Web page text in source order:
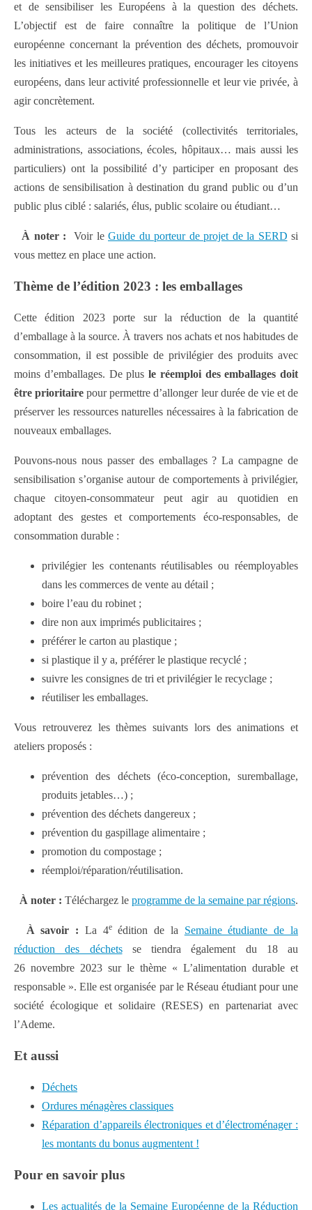
et de sensibiliser les Européens à la question des déchets.
L’objectif est de faire connaître la politique de l’Union
européenne concernant la prévention des déchets, promouvoir
les initiatives et les meilleures pratiques, encourager les citoyens
européens, dans leur activité professionnelle et leur vie privée, à
agir concrètement.
Tous les acteurs de la société (collectivités territoriales,
administrations, associations, écoles, hôpitaux… mais aussi les
particuliers) ont la possibilité d’y participer en proposant des
actions de sensibilisation à destination du grand public ou d’un
public plus ciblé : salariés, élus, public scolaire ou étudiant…
À noter : Voir le Guide du porteur de projet de la SERD si
vous mettez en place une action.
Thème de l’édition 2023 : les emballages
Cette édition 2023 porte sur la réduction de la quantité
d’emballage à la source. À travers nos achats et nos habitudes de
consommation, il est possible de privilégier des produits avec
moins d’emballages. De plus le réemploi des emballages doit
être prioritairepour permettre d’allonger leur durée de vie et de
préserver les ressources naturelles nécessaires à la fabrication de
nouveaux emballages.
Pouvons-nous nous passer des emballages ? La campagne de
sensibilisation s’organise autour de comportements à privilégier,
chaque citoyen-consommateur peut agir au quotidien en
adoptant des gestes et comportements éco-responsables, de
consommation durable :
privilégier les contenants réutilisables ou réemployables
dans les commerces de vente au détail ;
boire l’eau du robinet ;
dire non aux imprimés publicitaires ;
préférer le carton au plastique ;
si plastique il y a, préférer le plastique recyclé ;
suivre les consignes de tri et privilégier le recyclage ;
réutiliser les emballages.
Vous retrouverez les thèmes suivants lors des animations et
ateliers proposés :
prévention des déchets (éco-conception, suremballage,
produits jetables…) ;
prévention des déchets dangereux ;
prévention du gaspillage alimentaire ;
promotion du compostage ;
réemploi/réparation/réutilisation.
À noter : Téléchargez le programme de la semaine par régions.
À savoir : La 4eédition de la Semaine étudiante de la
réduction des déchetsse tiendra également du 18 au
26 novembre 2023 sur le thème « L’alimentation durable et
responsable ». Elle est organisée par le Réseau étudiant pour une
société écologique et solidaire (RESES) en partenariat avec
l’Ademe.
Et aussi
Déchets
Ordures ménagères classiques
Réparation d’appareils électroniques et d’électroménager :
les montants du bonus augmentent !
Pour en savoir plus
Les actualités de la Semaine Européenne de la Réduction